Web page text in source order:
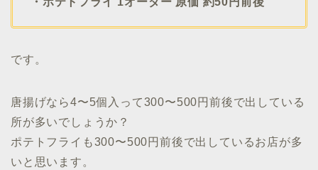
です。
唐揚げなら4〜5個入って300〜500円前後で出している
所が多いでしょうか？
ポテトフライも300〜500円前後で出しているお店が多
いと思います。